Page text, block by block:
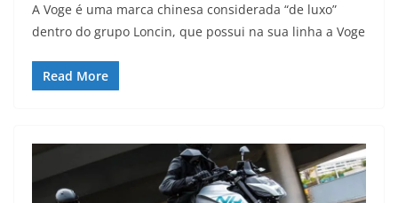
A Voge é uma marca chinesa considerada “de luxo”
dentro do grupo Loncin, que possui na sua linha a Voge
Read More